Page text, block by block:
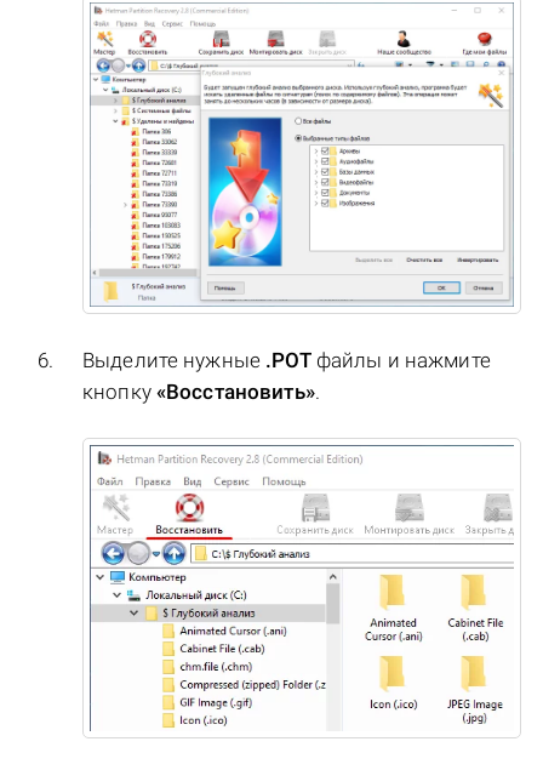
Выделите нужные .POTфайлы и нажмите
кнопку «Восстановить».